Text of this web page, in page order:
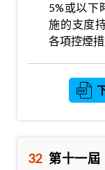
5%或以下
施的支度
各項控煙
32 第十一屆